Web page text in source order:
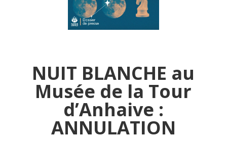
NUIT BLANCHE au
Musée de la Tour
d’Anhaive :
ANNULATION